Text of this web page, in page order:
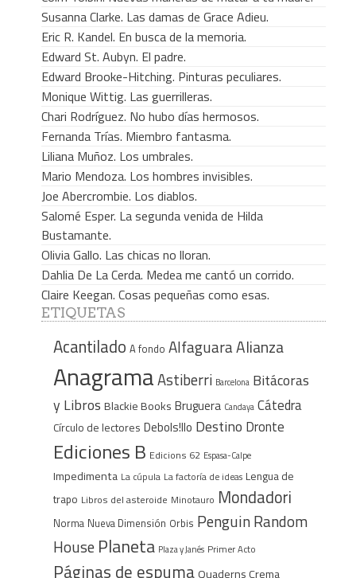
Susanna Clarke. Las damas de Grace Adieu.
Eric R. Kandel. En busca de la memoria.
Edward St. Aubyn. El padre.
Edward Brooke-Hitching. Pinturas peculiares.
Monique Wittig. Las guerrilleras.
Chari Rodríguez. No hubo días hermosos.
Fernanda Trías. Miembro fantasma.
Liliana Muñoz. Los umbrales.
Mario Mendoza. Los hombres invisibles.
Joe Abercrombie. Los diablos.
Salomé Esper. La segunda venida de Hilda
Bustamante.
Olivia Gallo. Las chicas no lloran.
Dahlia De La Cerda. Medea me cantó un corrido.
Claire Keegan. Cosas pequeñas como esas.
ETIQUETAS
Acantilado A fondo AlfaguaraAlianza
AnagramaAstiberri Barcelona Bitácoras
y Libros Blackie Books Bruguera Candaya Cátedra
Círculo de lectores Debols!llo Destino Dronte
Ediciones B Edicions 62 Espasa-Calpe
Impedimenta La cúpula La factoría de ideas Lengua de
trapo Libros del asteroide Minotauro Mondadori
Norma Nueva Dimensión Orbis Penguin Random
House Planeta Plaza y Janés Primer Acto
Páginas de espumaQuaderns Crema